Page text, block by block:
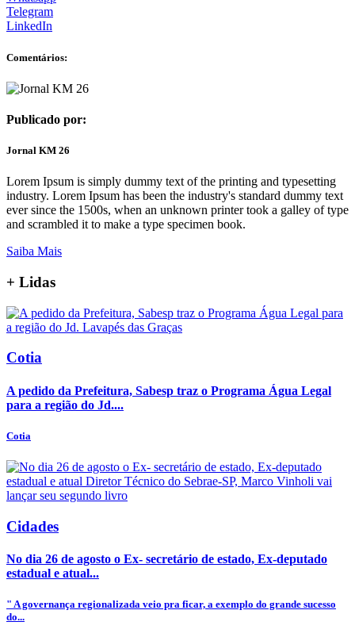
Telegram
LinkedIn
Comentários:
Publicado por:
Jornal KM 26
Lorem Ipsum is simply dummy text of the printing and typesetting
industry. Lorem Ipsum has been the industry's standard dummy text
ever since the 1500s, when an unknown printer took a galley of type
and scrambled it to make a type specimen book.
Saiba Mais
+ Lidas
Cotia
A pedido da Prefeitura, Sabesp traz o Programa Água Legal
para a região do Jd....
Cotia
Cidades
No dia 26 de agosto o Ex- secretário de estado, Ex-deputado
estadual e atual...
" A governança regionalizada veio pra ficar, a exemplo do grande sucesso
do...